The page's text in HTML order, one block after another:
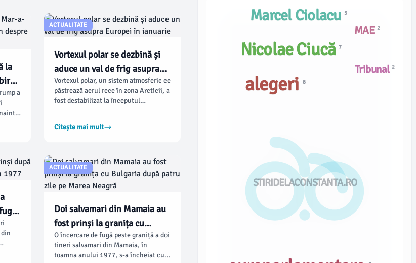
la
a
ACTUALITATE
Vortexul polar se dezbină și
aduce un val de frig asupra
Europei în ianuarie
Vortexul polar, un sistem atmosferic ce
păstrează aerul rece în zona Arcticii, a
fost destabilizat la începutul
încălzire stratosferică din noiembrie și
la înălțimi mari, ducând la
fragmentarea vortexului.
Citește mai mult
ACTUALITATE
Doi salvamari din Mamaia au
fost prinși la granița cu
Bulgaria după patru zile pe
Marea Neagră
O încercare de fugă peste graniță a doi
tineri salvamari din Mamaia, în
toamna anului 1977, s-a încheiat cu
STIRIDELACONSTANTA.RO
MAE 2
Tribunal 2
Marcel Ciolacu 5
Nicolae Ciucă7
alegeri 8